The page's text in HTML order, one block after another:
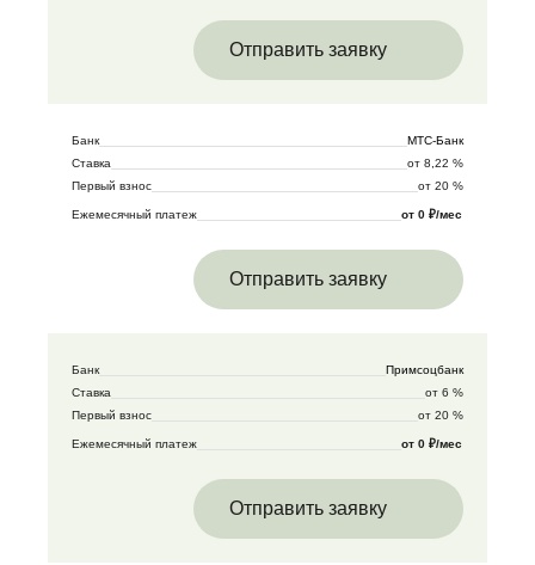
Отправить заявку
Банк
МТС-Банк
Ставка
от 8,22 %
Первый взнос
от 20 %
Ежемесячный платеж от 0 ₽/мес
Отправить заявку
Банк
Примсоцбанк
Ставка
от 6 %
Первый взнос
от 20 %
Ежемесячный платеж от 0 ₽/мес
Отправить заявку